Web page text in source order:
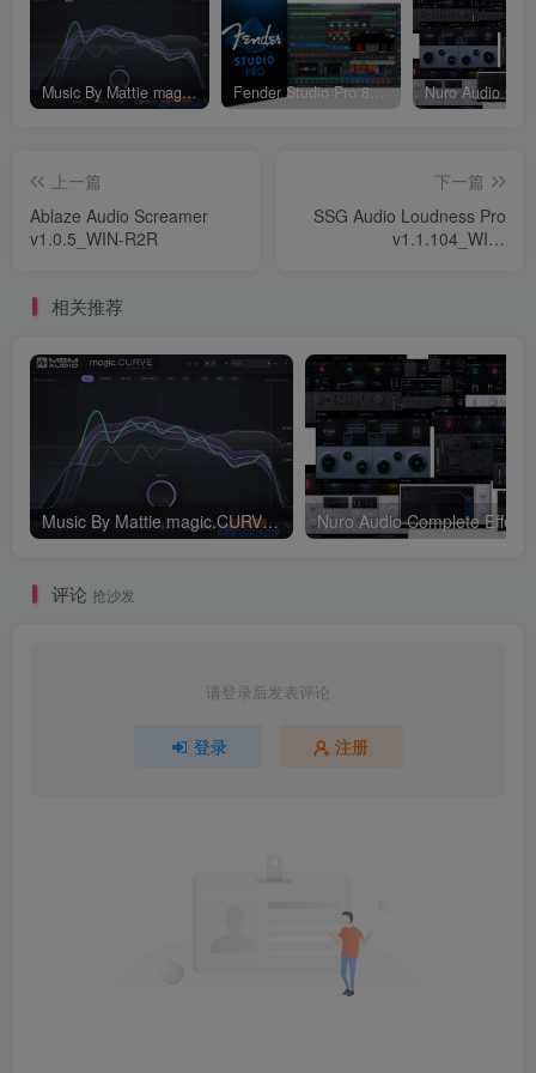
Music By Mattie magic.CURVE v1.0.2-WIN Fender Studio Pro 8 v8.1.1_WIN-R2R（2026.07.17更新）
上一篇
Ablaze Audio Screamer
v1.0.5_WIN-R2R
下一篇
SSG Audio Loudness Pro
v1.1.104_WIN-
相关推荐
Music By Mattie magic.CURVE v1.0.2-WIN
评论 抢沙发
请登录后发表评论
登录 注册